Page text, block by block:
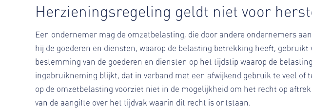
Herzieningsregeling geldt niet voor
Een ondernemer mag de omzetbelasting, die door andere ondernemers
hij de goederen en diensten, waarop de belasting betrekking heeft,
bestemming van de goederen en diensten op het tijdstip waarop de
ingebruikneming blijkt, dat in verband met een afwijkend gebruik te veel
op de omzetbelasting voorziet niet in de mogelijkheid om het recht op
van de aangifte over het tijdvak waarin dit recht is ontstaan.